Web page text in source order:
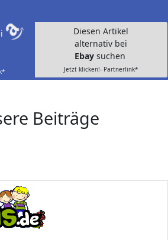
Diesen Artikel
alternativ bei
Ebay suchen
Jetzt klicken!- Partnerlink*
Beiträge